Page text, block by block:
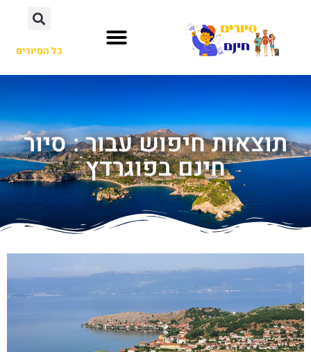
כל הסיורים
תוצאות חיפוש עבור : סיור
חינם בפוגרדץ